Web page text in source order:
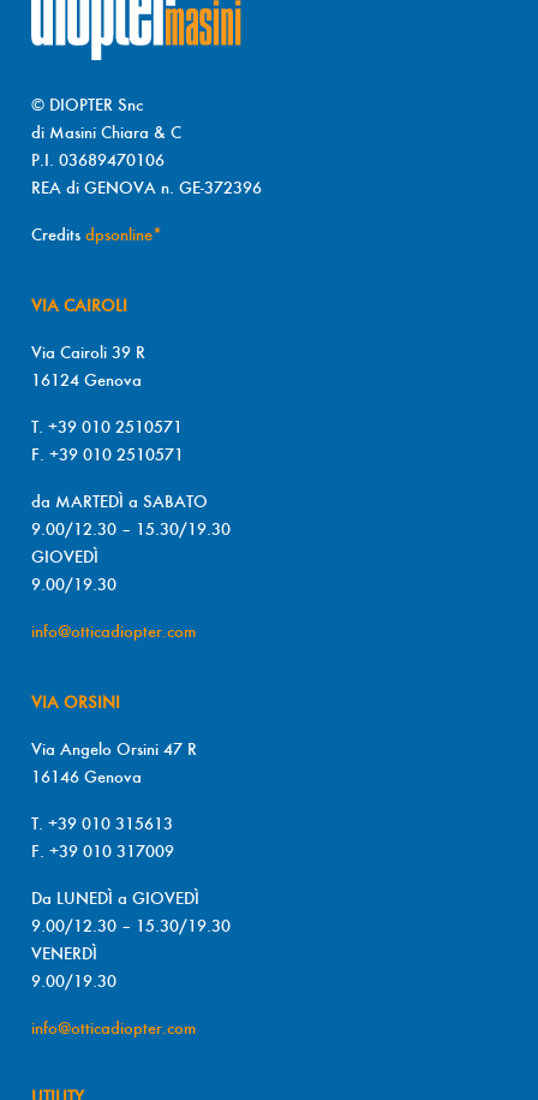
© DIOPTER Snc
di Masini Chiara & C
P.I. 03689470106
REA di GENOVA n. GE-372396
Credits dpsonline*
VIA CAIROLI
Via Cairoli 39 R
16124 Genova
T. +39 010 2510571
F. +39 010 2510571
da MARTEDÌ a SABATO
9.00/12.30 – 15.30/19.30
GIOVEDÌ
9.00/19.30
info@otticadiopter.com
VIA ORSINI
Via Angelo Orsini 47 R
16146 Genova
T. +39 010 315613
F. +39 010 317009
Da LUNEDÌ a GIOVEDÌ
9.00/12.30 – 15.30/19.30
VENERDÌ
9.00/19.30
info@otticadiopter.com